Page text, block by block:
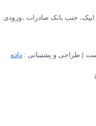
ایپک، جنب بانک صادرات ،ورودی
| طراحی و پشتیبانی : داده